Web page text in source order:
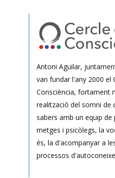
Antoni Aguilar,
van fundar l'any 2000 el
Consciència, fortament
realització del somni de
sabers amb un equip
metges i psicòlegs, la
és, la d'acompanyar a
processos